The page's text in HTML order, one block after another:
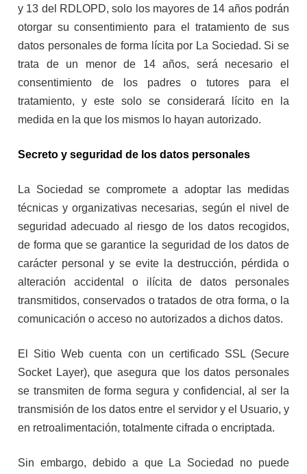
y 13 del RDLOPD, solo los mayores de 14 años podrán
otorgar su consentimiento para el tratamiento de sus
datos personales de forma lícita por La Sociedad. Si se
trata de un menor de 14 años, será necesario el
consentimiento de los padres o tutores para el
tratamiento, y este solo se considerará lícito en la
medida en la que los mismos lo hayan autorizado.
Secreto y seguridad de los datos personales
La Sociedad se compromete a adoptar las medidas
técnicas y organizativas necesarias, según el nivel de
seguridad adecuado al riesgo de los datos recogidos,
de forma que se garantice la seguridad de los datos de
carácter personal y se evite la destrucción, pérdida o
alteración accidental o ilícita de datos personales
transmitidos, conservados o tratados de otra forma, o la
comunicación o acceso no autorizados a dichos datos.
El Sitio Web cuenta con un certificado SSL (Secure
Socket Layer), que asegura que los datos personales
se transmiten de forma segura y confidencial, al ser la
transmisión de los datos entre el servidor y el Usuario, y
en retroalimentación, totalmente cifrada o encriptada.
Sin embargo, debido a que La Sociedad no puede